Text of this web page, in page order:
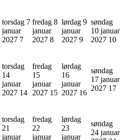
torsdag 7
januar
2027 7
fredag 8
januar
2027 8
lørdag 9
januar
2027 9
søndag
10 januar
2027 10
torsdag
14
januar
2027 14
fredag
15
januar
2027 15
lørdag
16
januar
2027 16
søndag
17 januar
2027 17
torsdag
21
januar
fredag
22
januar
lørdag
23
januar
søndag
24 januar